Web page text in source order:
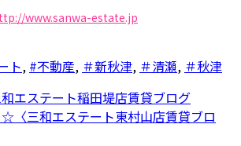
www.sanwa-estate.jp
ト, #不動産, ＃新秋津, ＃清瀬, ＃秋津
エステート稲田堤店賃貸ブログ
〈三和エステート東村山店賃貸ブロ